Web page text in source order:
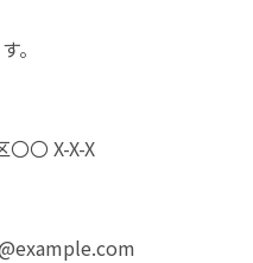
。
〇〇 X-X-X